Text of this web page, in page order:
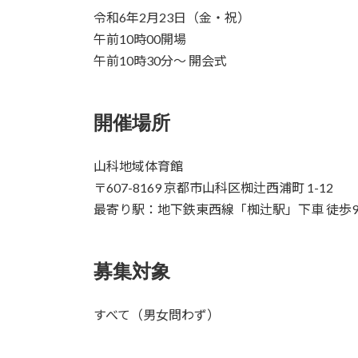
令和6年2月23日（金・祝）
午前10時00開場
午前10時30分～ 開会式
開催場所
山科地域体育館
〒607-8169 京都市山科区椥辻西浦町 1-12
最寄り駅：地下鉄東西線「椥辻駅」下車 徒歩
募集対象
すべて（男女問わず）